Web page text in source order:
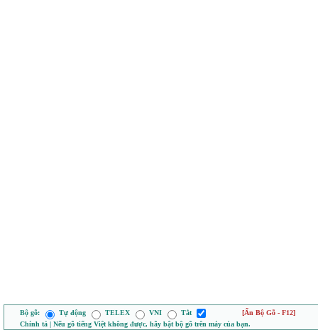
Bộ gõ: Tự động TELEX VNI Tắt
[Ẩn Bộ Gõ - F12]
Chính tả | Nếu gõ tiếng Việt không được, hãy bật bộ gõ trên máy của bạn.